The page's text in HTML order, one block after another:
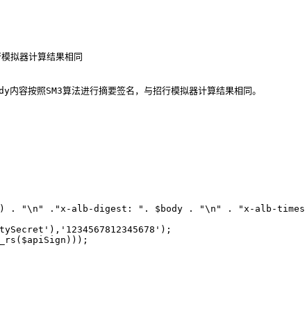
器计算结果相同
照SM3算法进行摘要签名，与招行模拟器计算结果相同。
. "\n" ."x-alb-digest: ". $body . "\n" . "x-alb-